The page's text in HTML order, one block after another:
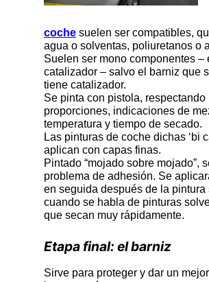
coche suelen ser compatibles,
agua o solventas, poliuretanos o
Suelen ser mono componentes –
catalizador – salvo el barniz que
tiene catalizador.
Se pinta con pistola, respectando
proporciones, indicaciones de
temperatura y tiempo de secado.
Las pinturas de coche dichas ‘bi
aplican con capas finas.
Pintado “mojado sobre mojado”,
problema de adhesión. Se
en seguida después de la pintura
cuando se habla de pinturas
que secan muy rápidamente.
Etapa final: el barniz
Sirve para proteger y dar un